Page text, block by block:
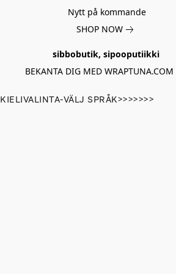
Nytt på kommande
SHOP NOW
sibbobutik, sipooputiikki
BEKANTA DIG MED WRAPTUNA.COM
KIELIVALINTA-VÄLJ SPRÅK>>>>>>>